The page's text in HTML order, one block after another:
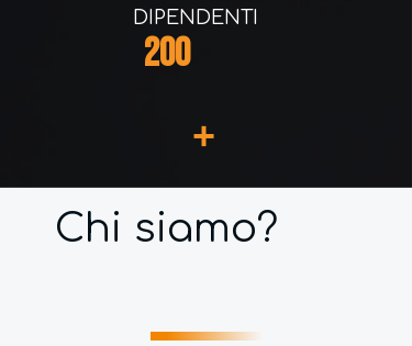
200
DIPENDENTI
+
Chi siamo?